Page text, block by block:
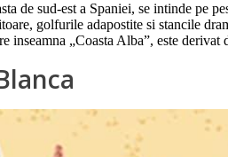
de sud-est a Spaniei, se intinde pe
golfurile adapostite si stancile
inseamna „Coasta Alba”, este